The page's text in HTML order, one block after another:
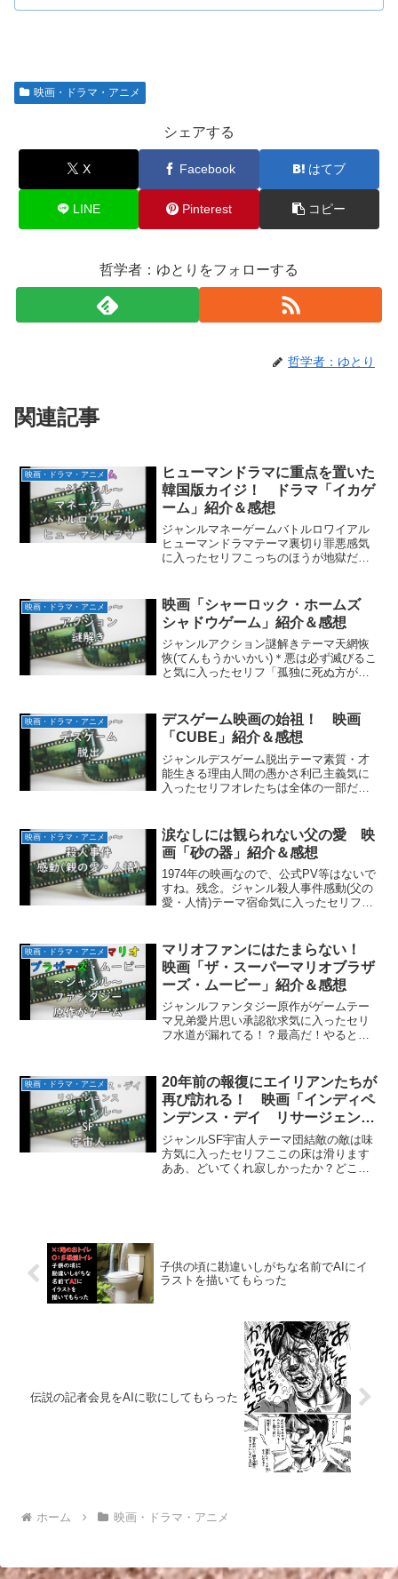
映画・ドラマ・アニメ
シェアする
X Facebook はてブ
LINE Pinterest コピー
哲学者：ゆとりをフォローする
哲学者：ゆとり
関連記事
映画・ドラマ・アニメ
ヒューマンドラマに重点を置いた
韓国版カイジ！ ドラマ「イカゲ
ーム」紹介＆感想
ジャンルマネーゲームバトルロワイアル
ヒューマンドラマテーマ裏切り罪悪感気
に入ったセリフこっちのほうが地獄だ。
られなかった。まともに生きてみたいん
です、一番前で堂々と。裏...
映画・ドラマ・アニメ
映画「シャーロック・ホームズ
シャドウゲーム」紹介＆感想
ジャンルアクション謎解きテーマ天網恢
恢(てんもうかいかい)＊悪は必ず滅びるこ
と気に入ったセリフ「孤独に死ぬ方がマ
前は伏せる。フランス語を話す国とドイ
ツ語を話す国だ。」...
映画・ドラマ・アニメ
デスゲーム映画の始祖！ 映画
「CUBE」紹介＆感想
ジャンルデスゲーム脱出テーマ素質・才
能生きる理由人間の愚かさ利己主義気に
入ったセリフオレたちは全体の一部だ、
らすじ目を覚ますと年齢も性別も職業も
バラバラの人たちが、立方...
映画・ドラマ・アニメ
涙なしには観られない父の愛 映
画「砂の器」紹介＆感想
1974年の映画なので、公式PV等はないで
すね。残念。ジャンル殺人事件感動(父の
愛・人情)テーマ宿命気に入ったセリフ
ろで蹴落とそうとしている者だってい
る。」「幸せなんて...
映画・ドラマ・アニメ
マリオファンにはたまらない！
映画「ザ・スーパーマリオブラザ
ーズ・ムービー」紹介＆感想
ジャンルファンタジー原作がゲームテー
マ兄弟愛片思い承認欲求気に入ったセリ
フ水道が漏れてる！？最高だ！やるとき
一の希望は死による解放さ愛によっ...
映画・ドラマ・アニメ
20年前の報復にエイリアンたちが
再び訪れる！ 映画「インディペ
ンデンス・デイ リサージェン
ス」紹介＆感想
ジャンルSF宇宙人テーマ団結敵の敵は味
方気に入ったセリフここの床は滑ります
ああ、どいてくれ寂しかったか？どこの
子供の頃に勘違いしがちな名前でAIにイ
ラストを描いてもらった
伝説の記者会見をAIに歌にしてもらった
ホーム 映画・ドラマ・アニメ